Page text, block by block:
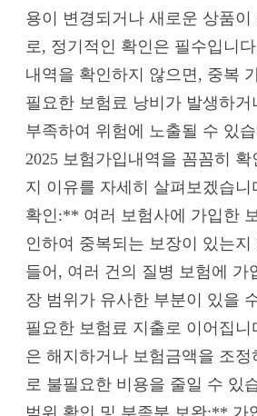
용이 변경되거나 새로운 상품이
로, 정기적인 확인은 필수입니
내역을 확인하지 않으면, 중복
필요한 보험료 낭비가 발생하거
부족하여 위험에 노출될 수 있
2025 보험가입내역을 꼼꼼히
지 이유를 자세히 살펴보겠습
확인:** 여러 보험사에 가입한
인하여 중복되는 보장이 있는
들어, 여러 건의 질병 보험에 가
장 범위가 유사한 부분이 있을
필요한 보험료 지출로 이어집
은 해지하거나 보험금액을 조정
로 불필요한 비용을 줄일 수 있
범위 확인 및 부족분 보완:** 가